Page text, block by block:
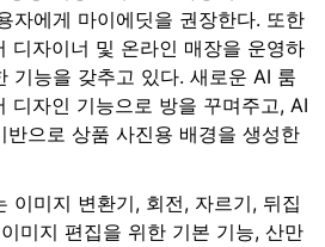
자에게 마이에딧을 권장한다. 또한
디자이너 및 온라인 매장을 운영하
기능을 갖추고 있다. 새로운 AI 룸
디자인 기능으로 방을 꾸며주고, AI
으로 상품 사진용 배경을 생성한
이미지 변환기, 회전, 자르기, 뒤집
미지 편집을 위한 기본 기능, 산만